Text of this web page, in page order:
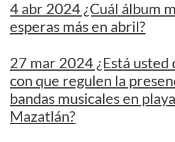
4 abr 2024 ¿Cuál álbum
esperas más en abril?
27 mar 2024 ¿Está usted
con que regulen la
bandas musicales en
Mazatlán?